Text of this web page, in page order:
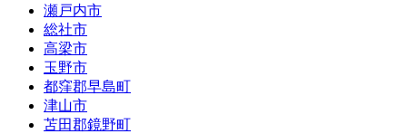
瀬戸内市
総社市
高梁市
玉野市
都窪郡早島町
津山市
苫田郡鏡野町